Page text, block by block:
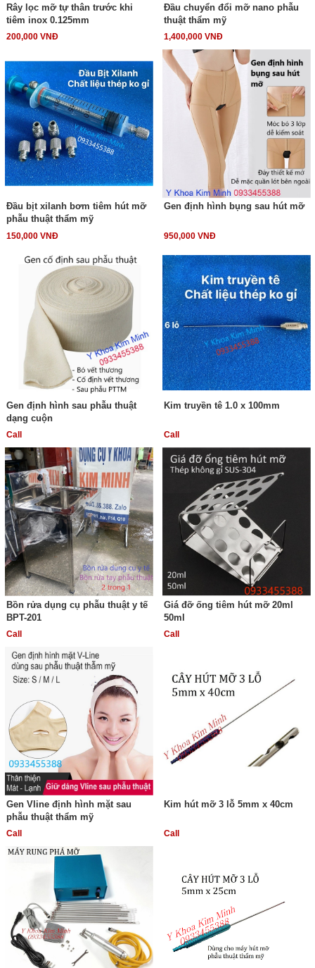
Rây lọc mỡ tự thân trước khi
tiêm inox 0.125mm
200,000 VNĐ
Đầu chuyển đổi mỡ nano phẫu
thuật thẩm mỹ
1,400,000 VNĐ
Đầu bịt xilanh bơm tiêm hút mỡ
phẫu thuật thẩm mỹ
150,000 VNĐ
Gen định hình bụng sau hút mỡ
950,000 VNĐ
Gen định hình sau phẫu thuật
dạng cuộn
Call
Kim truyền tê 1.0 x 100mm
Call
Bồn rửa dụng cụ phẫu thuật y tế
BPT-201
Call
Giá đỡ ống tiêm hút mỡ 20ml
50ml
Call
Gen Vline định hình mặt sau
phẫu thuật thẩm mỹ
Call
Kim hút mỡ 3 lỗ 5mm x 40cm
Call